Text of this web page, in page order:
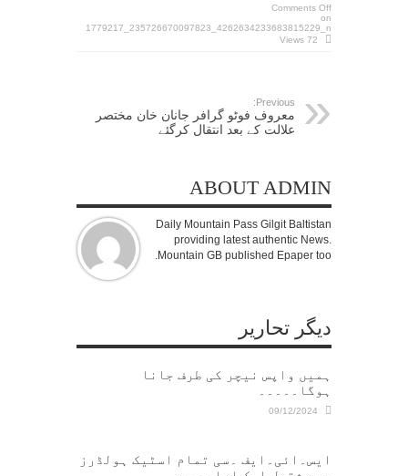
Comments Off
on
1779217_235726670097823_4262634233683815229_n
72 Views
Previous:
معروف فوٹو گرافر جانان خان مختصر
علالت کے بعد انتقال کرگئے
ABOUT ADMIN
Daily Mountain Pass Gilgit Baltistan
providing latest authentic News.
Mountain GB published Epaper too.
دیگر تحاریر
ہمیں واپس نیچر کی طرف جانا
ہوگا۔۔۔۔۔
09/12/2024
ایس۔ائی۔ایف ۔سی تمام اسٹیک ہولڈرز